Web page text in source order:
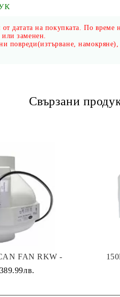
датата на покупката. По
заменен.
повреди(изтърване,
Свързани
FAN RKW -
ВЕНТИЛАТОР С
389.99лв.